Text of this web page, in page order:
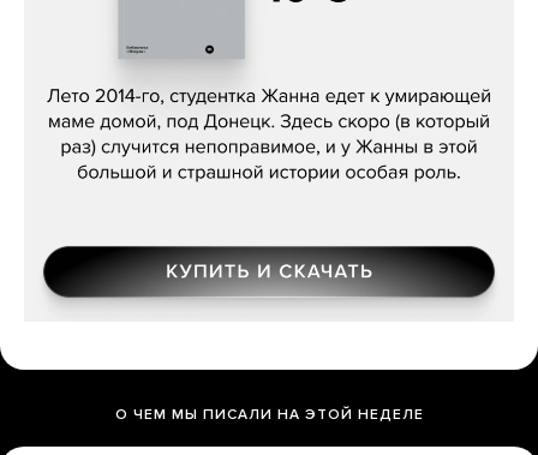
Сергей Лебедев, «Белая дама»
О ЧЕМ МЫ ПИСАЛИ НА ЭТОЙ НЕДЕЛЕ